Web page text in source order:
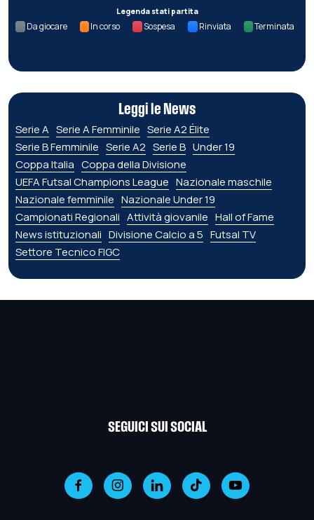
Legenda stati partita
Da giocare In corso Sospesa Rinviata Terminata
Leggi le News
Serie A Serie A Femminile Serie A2 Élite
Serie B Femminile Serie A2 Serie B Under 19
Coppa Italia Coppa della Divisione
UEFA Futsal Champions League Nazionale maschile
Nazionale femminile Nazionale Under 19
Campionati Regionali Attività giovanile Hall of Fame
News istituzionali Divisione Calcio a 5 Futsal TV
Settore Tecnico FIGC
SEGUICI SUI SOCIAL